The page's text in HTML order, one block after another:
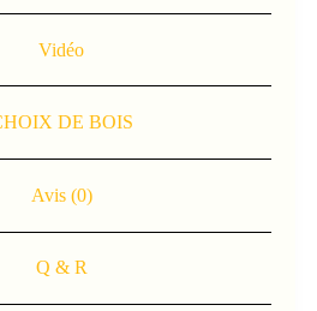
Vidéo
DE BOIS
Avis (0)
Q & R